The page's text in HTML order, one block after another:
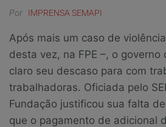
Por IMPRENSA SEMAPI
Após mais um caso de
desta vez, na FPE –, o governo
claro seu descaso para com
trabalhadoras. Oficiada pelo
Fundação justificou sua falta
que o pagamento de adicional